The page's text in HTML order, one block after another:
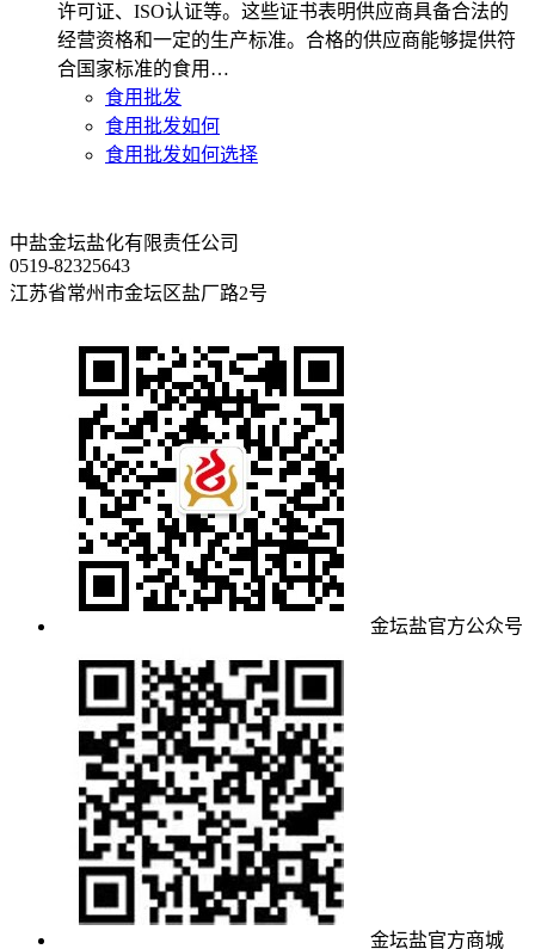
许可证、ISO认证等。这些证书表明供应商具备合法的
经营资格和一定的生产标准。合格的供应商能够提供符
合国家标准的食用…
食用批发
食用批发如何
食用批发如何选择
中盐金坛盐化有限责任公司
0519-82325643
江苏省常州市金坛区盐厂路2号
金坛盐官方公众号
金坛盐官方商城